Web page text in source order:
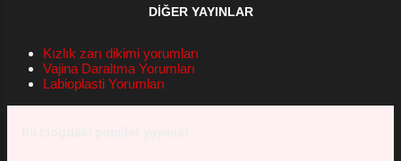
nasıl yapılır. *** Kızlık Zarı Dikimi Fiyat
listesine kaydetmeniz gerekmez - gizli kalır )
Kızlık Zarı Dikimi Yorumlarını Okuyun, Kayıtsız
DIĞER YAYINLAR
Kızlık zarı dikimi yorumları
Vajina Daraltma Yorumları
Labioplasti Yorumları